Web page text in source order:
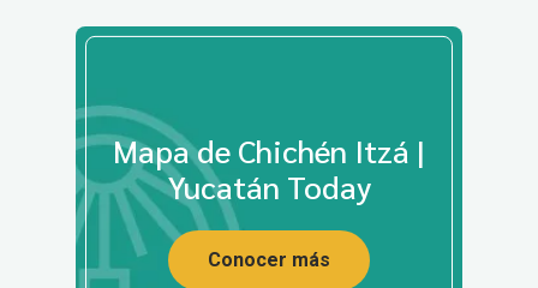
Mapa de Chichén Itzá |
Yucatán Today
Conocer más